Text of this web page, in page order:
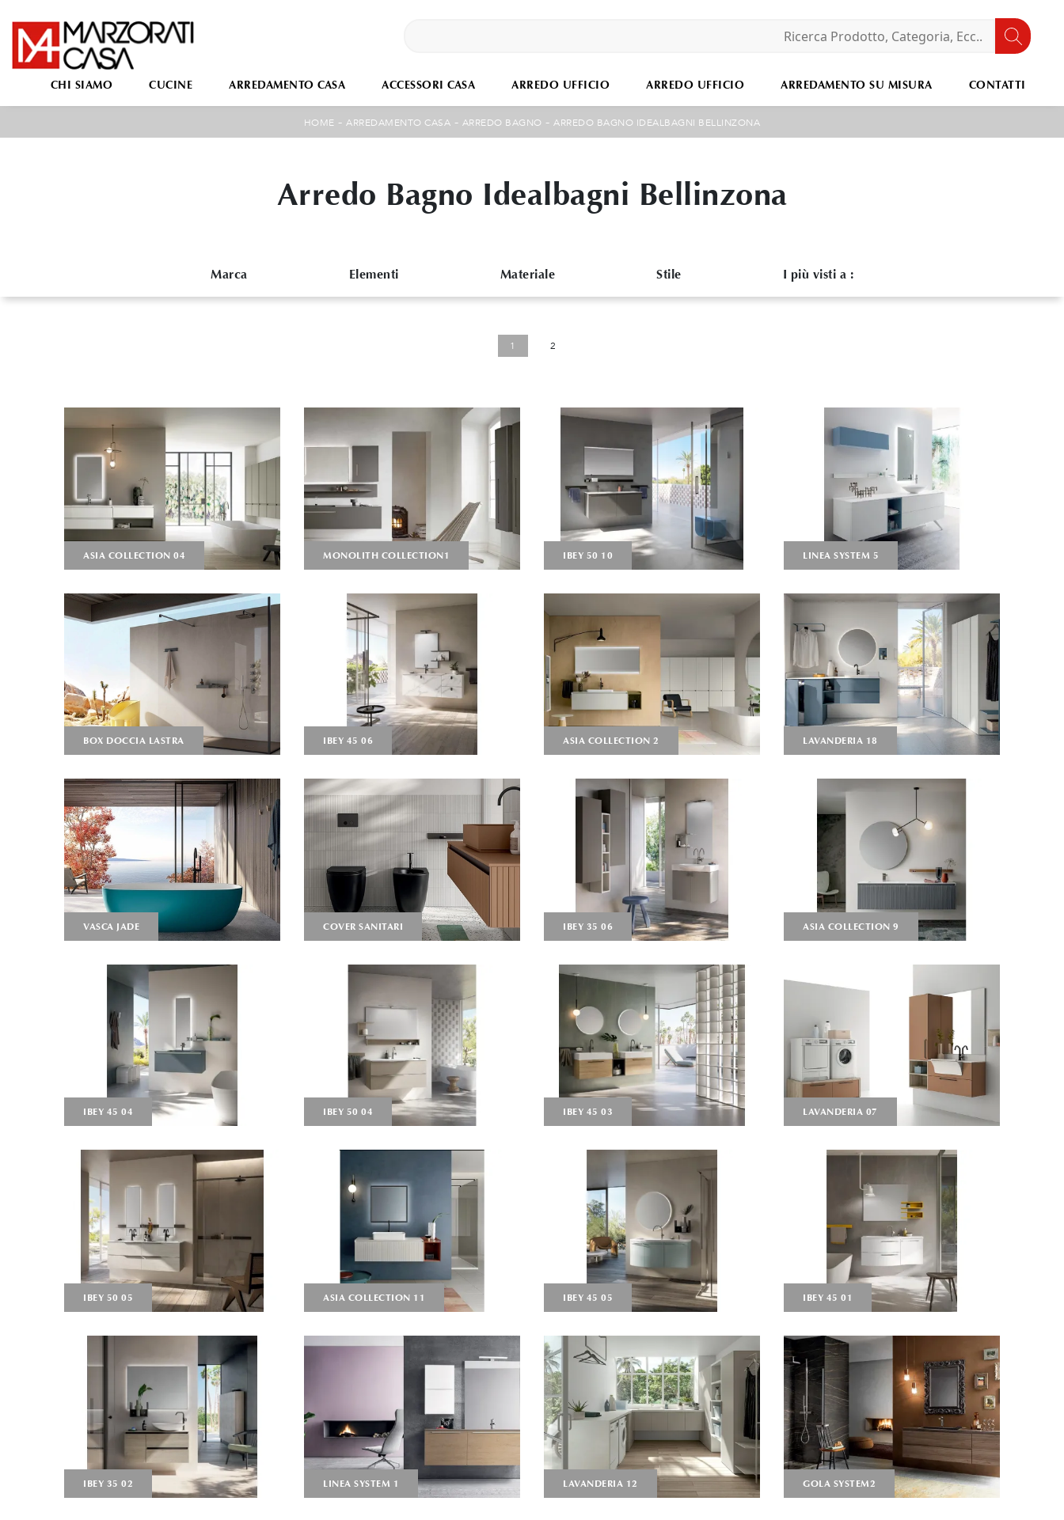
CHI SIAMO CUCINE ARREDAMENTO CASA ACCESSORI CASA ARREDO UFFICIO ARREDO UFFICIO ARREDAMENTO SU MISURA CONTATTI
HOME -ARREDAMENTO CASA - ARREDO BAGNO -ARREDO BAGNO IDEALBAGNI BELLINZONA
Arredo Bagno Idealbagni Bellinzona
Marca Elementi Materiale Stile I più visti a :
1 2
ASIA COLLECTION 04 MONOLITH COLLECTION1 IBEY 50 10 LINEA SYSTEM 5
BOX DOCCIA LASTRA IBEY 45 06 ASIA COLLECTION 2 LAVANDERIA 18
VASCA JADE COVER SANITARI IBEY 35 06 ASIA COLLECTION 9
IBEY 45 04 IBEY 50 04 IBEY 45 03 LAVANDERIA 07
IBEY 50 05 ASIA COLLECTION 11 IBEY 45 05 IBEY 45 01
IBEY 35 02 LINEA SYSTEM 1 LAVANDERIA 12 GOLA SYSTEM2